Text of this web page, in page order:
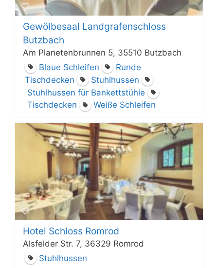
Gewölbesaal Landgrafenschloss
Butzbach
Am Planetenbrunnen 5, 35510 Butzbach
Blaue Schleifen
Runde
Tischdecken
Stuhlhussen
Stuhlhussen für Bankettstühle
Tischdecken
Weiße Schleifen
Hotel Schloss Romrod
Alsfelder Str. 7, 36329 Romrod
Stuhlhussen